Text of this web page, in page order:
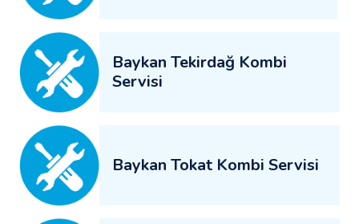
Baykan Tekirdağ Kombi
Servisi
Baykan Tokat Kombi Servisi